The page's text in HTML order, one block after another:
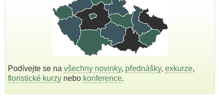
Podívejte se na všechny novinky, přednášky, exkurze,
floristické kurzy nebo konference.